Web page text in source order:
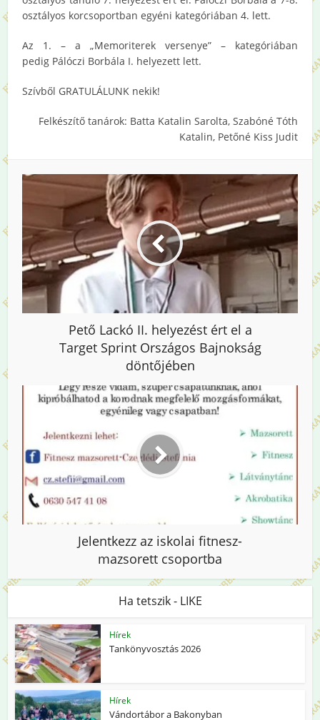
osztályos korcsoportban egyéni kategóriában 4. lett.
Az 1. – a „Memoriterek versenye” – kategóriában
pedig Pálóczi Borbála I. helyezett lett.
Szívből GRATULÁLUNK nekik!
Felkészítő tanárok: Batta Katalin Sarolta, Szabóné Tóth
Katalin, Petőné Kiss Judit
Pető Lackó II. helyezést ért el a
Target Sprint Országos Bajnokság
döntőjében
Jelentkezz az iskolai fitnesz-
mazsorett csoportba
Ha tetszik - LIKE
Hírek
Tankönyvosztás 2026
Hírek
Vándortábor a Bakonyban